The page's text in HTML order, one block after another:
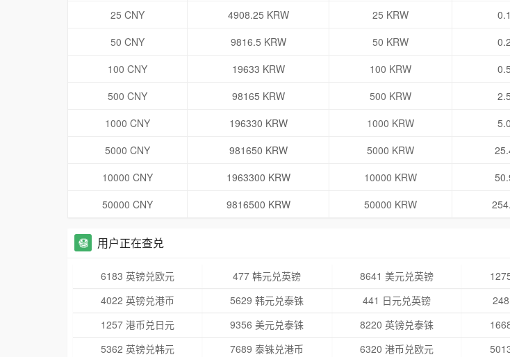
25 CNY
4908.25 KRW 25 KRW
50 CNY
9816.5 KRW 50 KRW
100 CNY
19633 KRW 100 KRW
500 CNY
98165 KRW 500 KRW
1000 CNY
196330 KRW 1000 KRW
5000 CNY
981650 KRW 5000 KRW
10000 CNY
1963300 KRW 10000 KRW
50000 CNY
9816500 KRW 50000 KRW
用户正在查兑
6183 英镑兑欧元 477 韩元兑英镑 8641 美元兑英镑
4022 英镑兑港币
5629 韩元兑泰铢 441 日元兑英镑
1257 港币兑日元
9356 美元兑泰铢 8220 英镑兑泰铢
5362 英镑兑韩元
7689 泰铢兑港币 6320 港币兑欧元